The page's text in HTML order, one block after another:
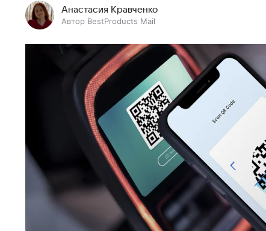
Анастасия Кравченко
Автор BestProducts Mail